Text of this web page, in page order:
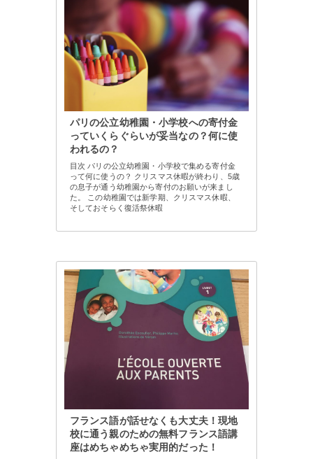
パリの公立幼稚園・小学校への寄付金
っていくらぐらいが妥当なの？何に使
われるの？
目次 パリの公立幼稚園・小学校で集める寄付金
って何に使うの？ クリスマス休暇が終わり、5歳
の息子が通う幼稚園から寄付のお願いが来まし
た。 この幼稚園では新学期、クリスマス休暇、
そしておそらく復活祭休暇
フランス語が話せなくも大丈夫！現地
校に通う親のための無料フランス語講
座はめちゃめちゃ実用的だった！